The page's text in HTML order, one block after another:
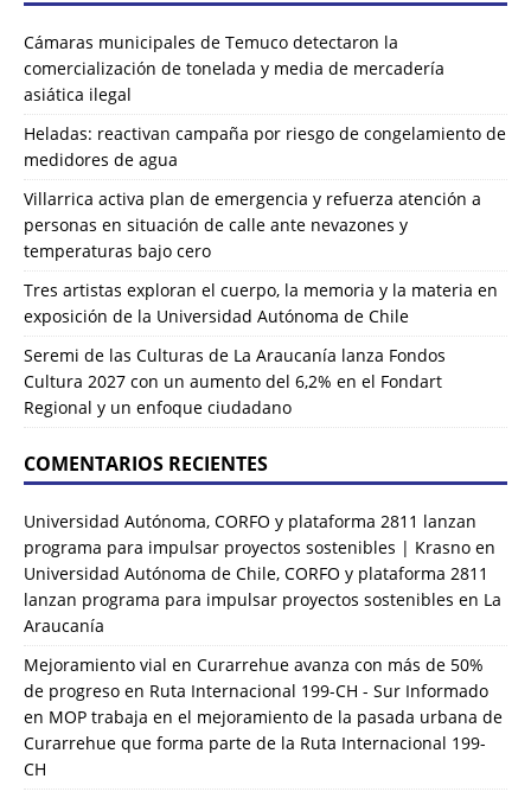
Cámaras municipales de Temuco detectaron la
comercialización de tonelada y media de mercadería
asiática ilegal
Heladas: reactivan campaña por riesgo de congelamiento de
medidores de agua
Villarrica activa plan de emergencia y refuerza atención a
personas en situación de calle ante nevazones y
temperaturas bajo cero
Tres artistas exploran el cuerpo, la memoria y la materia en
exposición de la Universidad Autónoma de Chile
Seremi de las Culturas de La Araucanía lanza Fondos
Cultura 2027 con un aumento del 6,2% en el Fondart
Regional y un enfoque ciudadano
COMENTARIOS RECIENTES
Universidad Autónoma, CORFO y plataforma 2811 lanzan
programa para impulsar proyectos sostenibles | Krasno en
Universidad Autónoma de Chile, CORFO y plataforma 2811
lanzan programa para impulsar proyectos sostenibles en La
Araucanía
Mejoramiento vial en Curarrehue avanza con más de 50%
de progreso en Ruta Internacional 199-CH - Sur Informado
en MOP trabaja en el mejoramiento de la pasada urbana de
Curarrehue que forma parte de la Ruta Internacional 199-
CH